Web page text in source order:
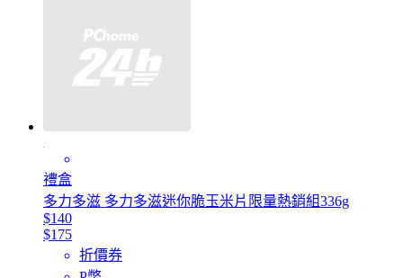
禮盒
多力多滋 多力多滋迷你脆玉米片限量熱銷組336g
$140
$175
折價券